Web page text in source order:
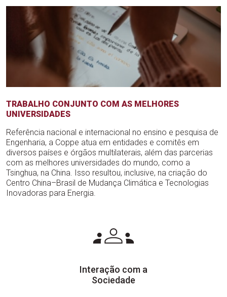
TRABALHO CONJUNTO COM AS MELHORES
UNIVERSIDADES
Referência nacional e internacional no ensino e pesquisa de
Engenharia, a Coppe atua em entidades e comitês em
diversos países e órgãos multilaterais, além das parcerias
com as melhores universidades do mundo, como a
Tsinghua, na China. Isso resultou, inclusive, na criação do
Centro China–Brasil de Mudança Climática e Tecnologias
Inovadoras para Energia.
Interação com a
Sociedade